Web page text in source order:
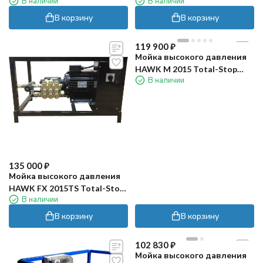
В корзину В корзину
135 000₽
Мойка высокого давления
HAWK FX 2015TS Total-Stop
(Горячая Вода)
В наличии
В корзину
119 900₽
Мойка высокого давления
HAWK M 2015 Total-Stop
(горячая вода)
В наличии
В корзину
102 830₽
Мойка высокого давления